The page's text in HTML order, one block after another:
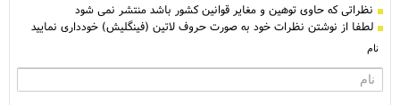
نظراتی كه حاوی توهین و مغایر قوانین کشور باشد منتشر نمی شود
لطفا از نوشتن نظرات خود به صورت حروف لاتین (فینگلیش) خودداری نمایید
نام